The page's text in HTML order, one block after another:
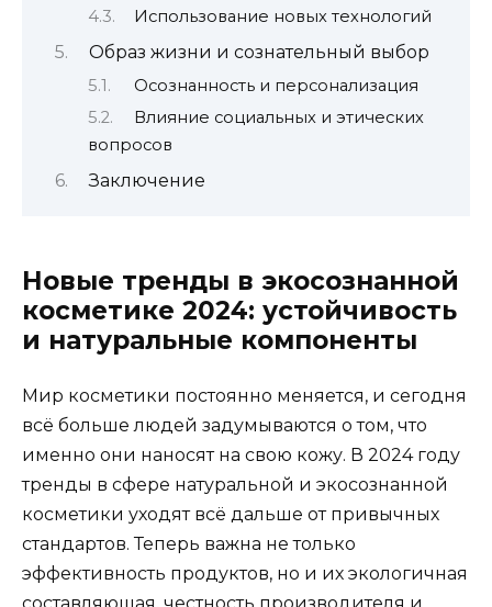
Использование новых технологий
Образ жизни и сознательный выбор
Осознанность и персонализация
Влияние социальных и этических
вопросов
Заключение
Новые тренды в экосознанной
косметике 2024: устойчивость
и натуральные компоненты
Мир косметики постоянно меняется, и сегодня
всё больше людей задумываются о том, что
именно они наносят на свою кожу. В 2024 году
тренды в сфере натуральной и экосознанной
косметики уходят всё дальше от привычных
стандартов. Теперь важна не только
эффективность продуктов, но и их экологичная
составляющая, честность производителя и